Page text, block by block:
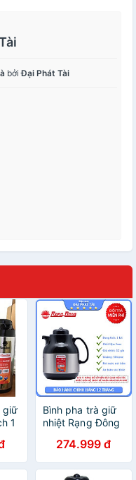
bởiĐại Phát Tài
giữ
1
Bình pha trà giữ
nhiệt Rạng Đông
trà 1 lít
274.999 đ